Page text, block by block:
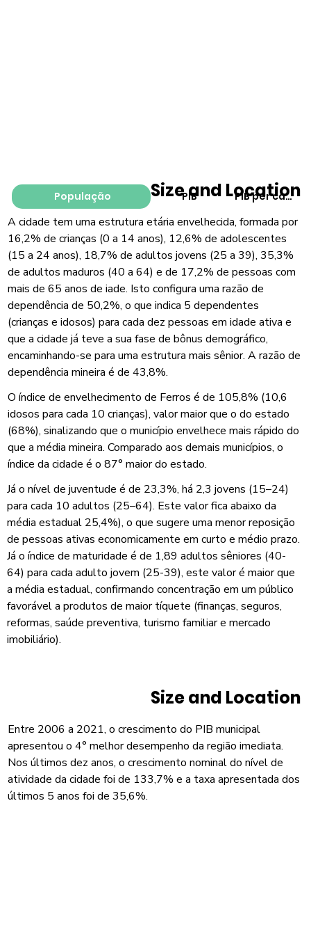
População PIB PIB per capita
Size and Location
A cidade tem uma estrutura etária envelhecida, formada por
16,2% de crianças (0 a 14 anos), 12,6% de adolescentes
(15 a 24 anos), 18,7% de adultos jovens (25 a 39), 35,3%
de adultos maduros (40 a 64) e de 17,2% de pessoas com
mais de 65 anos de iade. Isto configura uma razão de
dependência de 50,2%, o que indica 5 dependentes
(crianças e idosos) para cada dez pessoas em idade ativa e
que a cidade já teve a sua fase de bônus demográfico,
encaminhando-se para uma estrutura mais sênior. A razão de
dependência mineira é de 43,8%.
O índice de envelhecimento de Ferros é de 105,8% (10,6
idosos para cada 10 crianças), valor maior que o do estado
(68%), sinalizando que o município envelhece mais rápido do
que a média mineira. Comparado aos demais municípios, o
índice da cidade é o 87° maior do estado.
Já o nível de juventude é de 23,3%, há 2,3 jovens (15–24)
para cada 10 adultos (25–64). Este valor fica abaixo da
média estadual 25,4%), o que sugere uma menor reposição
de pessoas ativas economicamente em curto e médio prazo.
Já o índice de maturidade é de 1,89 adultos sêniores (40-
64) para cada adulto jovem (25-39), este valor é maior que
a média estadual, confirmando concentração em um público
favorável a produtos de maior tíquete (finanças, seguros,
reformas, saúde preventiva, turismo familiar e mercado
imobiliário).
Size and Location
Entre 2006 a 2021, o crescimento do PIB municipal
apresentou o 4° melhor desempenho da região imediata.
Nos últimos dez anos, o crescimento nominal do nível de
atividade da cidade foi de 133,7% e a taxa apresentada dos
últimos 5 anos foi de 35,6%.